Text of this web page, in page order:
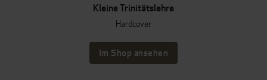
Kleine Trinitätslehre
Hardcover
Im Shop ansehen